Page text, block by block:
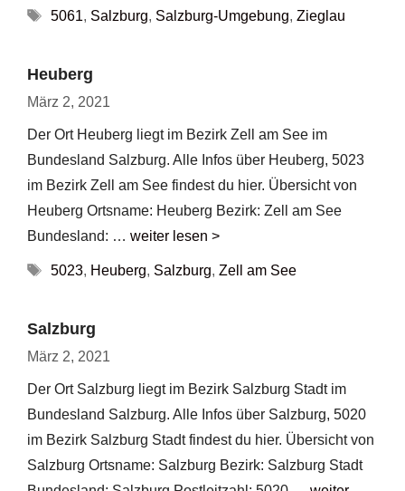
Schlagwörter
5061, Salzburg, Salzburg-Umgebung, Zieglau
Heuberg
März 2, 2021
Der Ort Heuberg liegt im Bezirk Zell am See im
Bundesland Salzburg. Alle Infos über Heuberg, 5023
im Bezirk Zell am See findest du hier. Übersicht von
Heuberg Ortsname: Heuberg Bezirk: Zell am See
Bundesland: … weiter lesen >
Schlagwörter
5023, Heuberg, Salzburg, Zell am See
Salzburg
März 2, 2021
Der Ort Salzburg liegt im Bezirk Salzburg Stadt im
Bundesland Salzburg. Alle Infos über Salzburg, 5020
im Bezirk Salzburg Stadt findest du hier. Übersicht von
Salzburg Ortsname: Salzburg Bezirk: Salzburg Stadt